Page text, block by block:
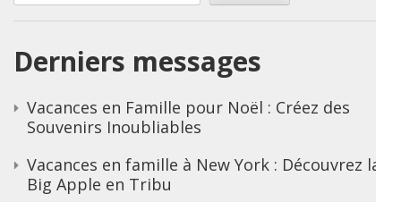
Derniers messages
Vacances en Famille pour Noël : Créez des
Souvenirs Inoubliables
Vacances en famille à New York : Découvrez la
Big Apple en Tribu